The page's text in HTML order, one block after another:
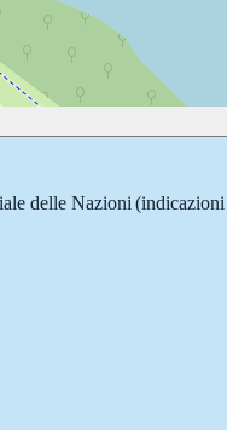
delle Nazioni (indicazioni